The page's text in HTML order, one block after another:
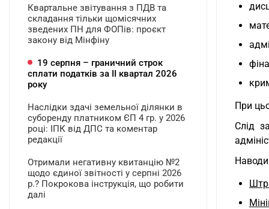
При
Слід
Квартальне звітування з ПДВ та
складання тільки щомісячних
зведених ПН для ФОПів: проєкт
закону від Мінфіну
19 серпня – граничний строк
сплати податків за ІI квартал 2026
року
Наслідки здачі земельної ділянки в
суборенду платником ЄП 4 гр. у 2026
році: ІПК від ДПС та коментар
редакції
Отримали негативну квитанцію №2
щодо єдиної звітності у серпні 2026
р.? Покрокова інструкція, що робити
далі